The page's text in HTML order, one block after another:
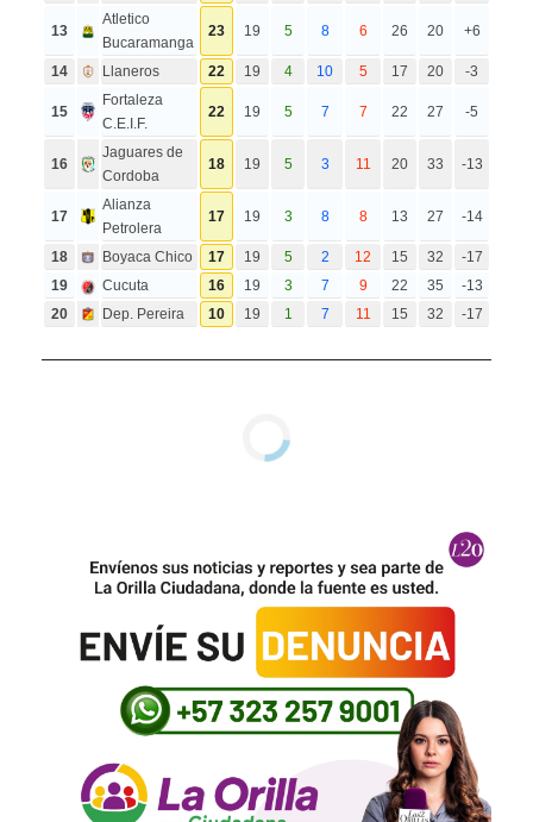
13
Atletico
Bucaramanga
23 19 5 8 6 26 20 +6
14 Llaneros 22 19 4 10 5 17 20 -3
15
Fortaleza
C.E.I.F.
22 19 5 7 7 22 27 -5
16
Jaguares de
Cordoba
18 19 5 3 11 20 33 -13
17
Alianza
Petrolera
17 19 3 8 8 13 27 -14
18 Boyaca Chico 17 19 5 2 12 15 32
-17
19
Cucuta 16 19 3 7 9 22 35
-13
20
Dep. Pereira 10 19 1 7 11 15 32 -17